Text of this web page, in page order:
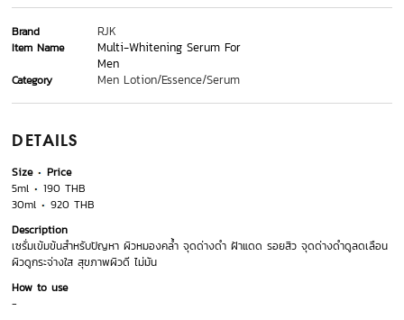
Brand RJK
Item Name
Multi-Whitening Serum For
Men
Category Men Lotion/Essence/Serum
DETAILS
Size
Price
5ml
190 THB
30ml
920 THB
Description
เซรั่มเข้มข้นสำหรับปัญหา ผิวหมองคล้ำ จุดด่างดำ ฝ้าแดด รอยสิว จุดด่างดำดูลดเลือน
ผิวดูกระจ่างใส สุขภาพผิวดี ไม่มัน
How to use
-